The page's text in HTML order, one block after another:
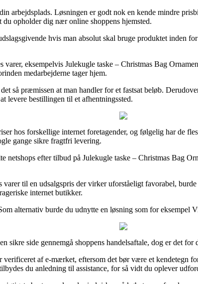
arbejdsplads. Løsningen er godt nok en kende mindre
opholder dig nær online shoppens hjemsted.
hvis man absolut skal bruge produktet inden
eksempelvis Julekugle taske – Christmas Bag
medarbejderne tager hjem.
så præmissen at man handler for et fastsat beløb.
levere bestillingen til et afhentningssted.
hos forskellige internet foretagender, og følgelig har de
gange sikre fragtfri levering.
efter tilbud på Julekugle taske – Christmas Bag
til en udsalgspris der virker uforståeligt favorabel,
internet butikker.
alternativ burde du udnytte en løsning som for eksempel
side gennemgå shoppens handelsaftale, dog er det for
af e-mærket, eftersom det bør være et kendetegn
du anledning til assistance, for så vidt du oplever